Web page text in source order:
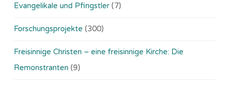
Evangelikale und Pfingstler (7)
Forschungsprojekte (300)
Freisinnige Christen – eine freisinnige Kirche: Die
Remonstranten (9)